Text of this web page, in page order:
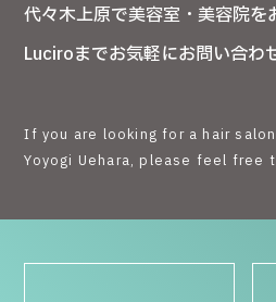
代々木上原で美容室・美容院を
Luciroまでお気軽にお問い合わ
If you are looking for a hair
Yoyogi Uehara, please feel free